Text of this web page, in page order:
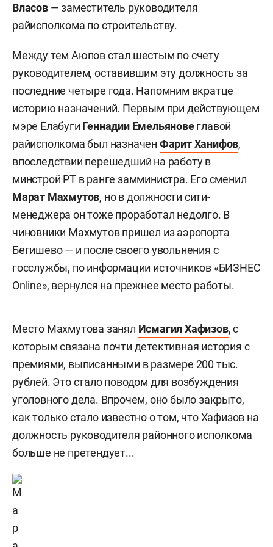
Власов— заместитель руководителя
райисполкома по строительству.
Между тем Аюпов стал шестым по счету
руководителем, оставившим эту должность за
последние четыре года. Напомним вкратце
историю назначений. Первым при действующем
мэре Елабуги Геннадии Емельяновеглавой
райисполкома был назначен Фарит Ханифов,
впоследствии перешедший на работу в
минстрой РТ в ранге замминистра. Его сменил
Марат Махмутов, но в должности сити-
менеджера он тоже проработал недолго. В
чиновники Махмутов пришел из аэропорта
Бегишево — и после своего увольнения с
госслужбы, по информации источников «БИЗНЕС
Online», вернулся на прежнее место работы.
Место Махмутова занял Исмагил Хафизов, с
которым связана почти детективная история с
премиями, выписанными в размере 200 тыс.
рублей. Это стало поводом для возбуждения
уголовного дела. Впрочем, оно было закрыто,
как только стало известно о том, что Хафизов на
должность руководителя районного исполкома
больше не претендует...